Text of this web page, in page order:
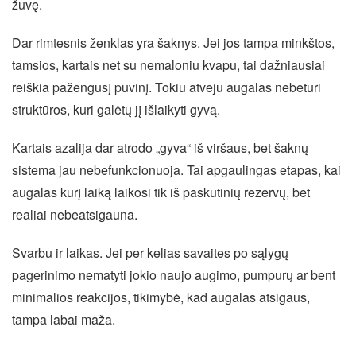
žuvę.
Dar rimtesnis ženklas yra šaknys. Jei jos tampa minkštos,
tamsios, kartais net su nemaloniu kvapu, tai dažniausiai
reiškia pažengusį puvinį. Tokiu atveju augalas nebeturi
struktūros, kuri galėtų jį išlaikyti gyvą.
Kartais azalija dar atrodo „gyva“ iš viršaus, bet šaknų
sistema jau nebefunkcionuoja. Tai apgaulingas etapas, kai
augalas kurį laiką laikosi tik iš paskutinių rezervų, bet
realiai nebeatsigauna.
Svarbu ir laikas. Jei per kelias savaites po sąlygų
pagerinimo nematyti jokio naujo augimo, pumpurų ar bent
minimalios reakcijos, tikimybė, kad augalas atsigaus,
tampa labai maža.